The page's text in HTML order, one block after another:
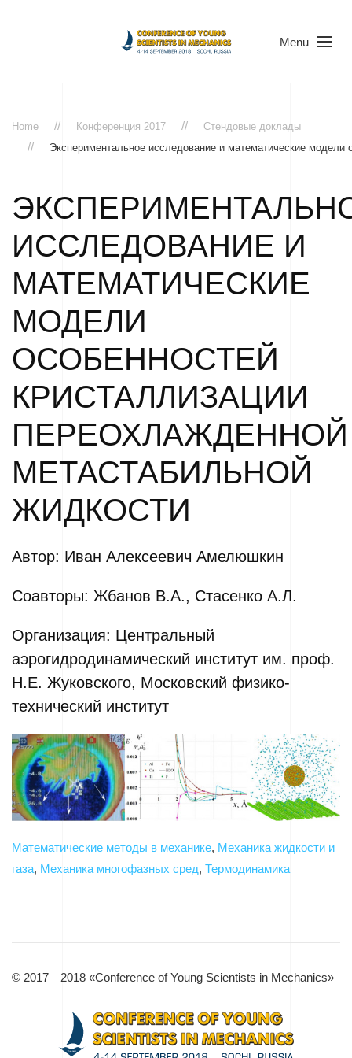
Menu
Home Конференция 2017
Стендовые доклады
Экспериментальное исследование и математические модели
ИССЛЕДОВАНИЕ И
МАТЕМАТИЧЕСКИЕ
МОДЕЛИ
ОСОБЕННОСТЕЙ
КРИСТАЛЛИЗАЦИИ
ПЕРЕОХЛАЖДЕННОЙ
МЕТАСТАБИЛЬНОЙ
ЖИДКОСТИ
Автор: Иван Алексеевич Амелюшкин
Соавторы: Жбанов В.А., Стасенко А.Л.
Организация: Центральный
аэрогидродинамический институт им. проф.
Н.Е. Жуковского, Московский физико-
технический институт
Математические методы в механике, Механика жидкости и
газа, Механика многофазных сред, Термодинамика
© 2017—2018 «Conference of Young Scientists in Mechanics»